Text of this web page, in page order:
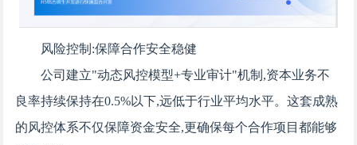
风险控制:保障合作安全稳健
公司建立"动态风控模型+专业审计"机制,资本业务不
良率持续保持在0.5%以下,远低于行业平均水平。这套成熟
的风控体系不仅保障资金安全,更确保每个合作项目都能够